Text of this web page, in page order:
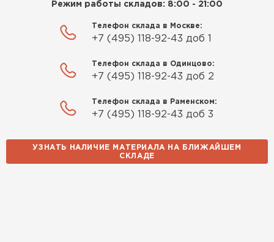
Режим работы складов: 8:00 - 21:00
Телефон склада в Москве:
+7 (495) 118-92-43 доб 1
Телефон склада в Одинцово:
+7 (495) 118-92-43 доб 2
Телефон склада в Раменском:
+7 (495) 118-92-43 доб 3
УЗНАТЬ НАЛИЧИЕ МАТЕРИАЛА НА БЛИЖАЙШЕМ
СКЛАДЕ